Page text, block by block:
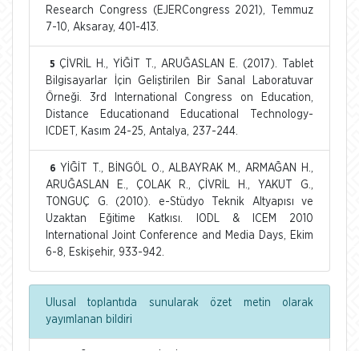
Research Congress (EJERCongress 2021), Temmuz
7-10, Aksaray, 401-413.
5 ÇİVRİL H., YİĞİT T., ARUĞASLAN E. (2017). Tablet
Bilgisayarlar İçin Geliştirilen Bir Sanal Laboratuvar
Örneği. 3rd International Congress on Education,
Distance Educationand Educational Technology-
ICDET, Kasım 24-25, Antalya, 237-244.
6 YİĞİT T., BİNGÖL O., ALBAYRAK M., ARMAĞAN H.,
ARUĞASLAN E., ÇOLAK R., ÇİVRİL H., YAKUT G.,
TONGUÇ G. (2010). e-Stüdyo Teknik Altyapısı ve
Uzaktan Eğitime Katkısı. IODL & ICEM 2010
International Joint Conference and Media Days, Ekim
6-8, Eskişehir, 933-942.
Ulusal toplantıda sunularak özet metin olarak
yayımlanan bildiri